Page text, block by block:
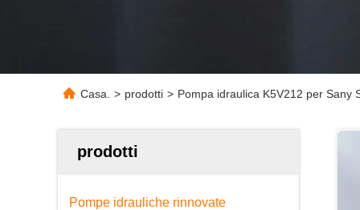
Casa. > prodotti > Pompa idraulica K5V212 per Sany
prodotti
Pompe idrauliche rinnovate